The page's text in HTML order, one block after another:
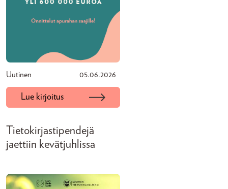
Uutinen 05.06.2026
Lue kirjoitus
Tietokirjastipendejä
jaettiin kevätjuhlissa